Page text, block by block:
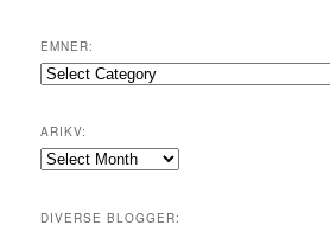
EMNER:
Emner:
ARIKV:
Arikv:
DIVERSE BLOGGER: